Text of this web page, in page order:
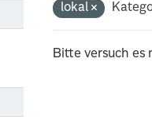
lokal
Bitte versuch es